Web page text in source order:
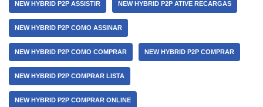
NEW HYBRID P2P ASSISTIR NEW HYBRID P2P ATIVE RECARGAS
NEW HYBRID P2P COMO ASSINAR
NEW HYBRID P2P COMO COMPRAR NEW HYBRID P2P COMPRAR
NEW HYBRID P2P COMPRAR LISTA
NEW HYBRID P2P COMPRAR ONLINE